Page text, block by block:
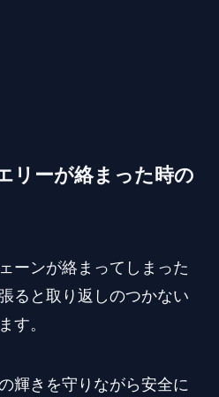
リーが絡まった時の
ーンが絡まってしまった
ると取り返しのつかない
す。
輝きを守りながら安全に